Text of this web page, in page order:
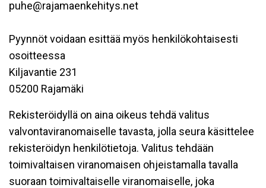
puhe@rajamaenkehitys.net
Pyynnöt voidaan esittää myös henkilökohtaisesti
osoitteessa
Kiljavantie 231
05200 Rajamäki
Rekisteröidyllä on aina oikeus tehdä valitus
valvontaviranomaiselle tavasta, jolla seura käsittelee
rekisteröidyn henkilötietoja. Valitus tehdään
toimivaltaisen viranomaisen ohjeistamalla tavalla
suoraan toimivaltaiselle viranomaiselle, joka